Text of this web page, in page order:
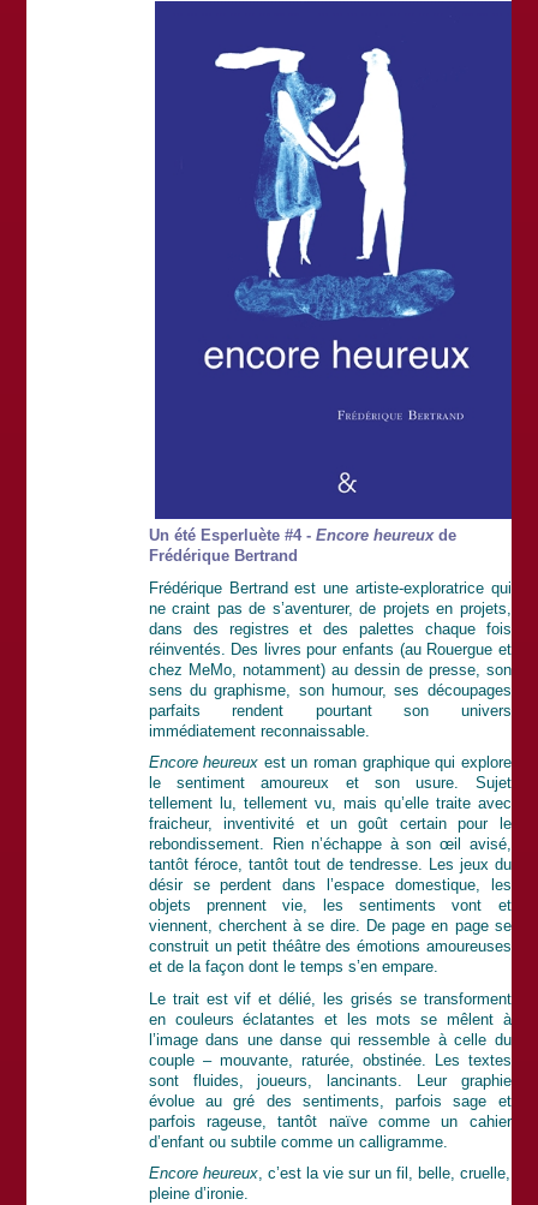
Un été Esperluète #4 - Encore heureux de
Frédérique Bertrand
Frédérique Bertrand est une artiste-exploratrice qui
ne craint pas de s’aventurer, de projets en projets,
dans des registres et des palettes chaque fois
réinventés. Des livres pour enfants (au Rouergue et
chez MeMo, notamment) au dessin de presse, son
sens du graphisme, son humour, ses découpages
parfaits rendent pourtant son univers
immédiatement reconnaissable.
Encore heureux est un roman graphique qui explore
le sentiment amoureux et son usure. Sujet
tellement lu, tellement vu, mais qu’elle traite avec
fraicheur, inventivité et un goût certain pour le
rebondissement. Rien n’échappe à son œil avisé,
tantôt féroce, tantôt tout de tendresse. Les jeux du
désir se perdent dans l’espace domestique, les
objets prennent vie, les sentiments vont et
viennent, cherchent à se dire. De page en page se
construit un petit théâtre des émotions amoureuses
et de la façon dont le temps s’en empare.
Le trait est vif et délié, les grisés se transforment
en couleurs éclatantes et les mots se mêlent à
l’image dans une danse qui ressemble à celle du
couple – mouvante, raturée, obstinée. Les textes
sont fluides, joueurs, lancinants. Leur graphie
évolue au gré des sentiments, parfois sage et
parfois rageuse, tantôt naïve comme un cahier
d’enfant ou subtile comme un calligramme.
Encore heureux, c’est la vie sur un fil, belle, cruelle,
pleine d’ironie.